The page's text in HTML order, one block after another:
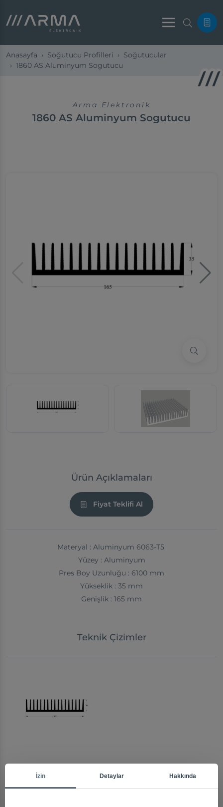
Menu
Anasayfa Soğutucu Profilleri
Soğutucular
1860 AS Aluminyum Sogutucu
Arma Elektronik
1860 AS Aluminyum Sogutucu
Ürün Açıklamaları
Fiyat Teklifi Al
Materyal : Aluminyum 6063-T5
Yüzey : Aluminyum
Pres Boy Uzunluğu : 6100 mm
Yükseklik : 35 mm
Genişlik : 165 mm
Teknik Çizimler
Diğer Ürünleri İnceleyin
İzin Detaylar Hakkında